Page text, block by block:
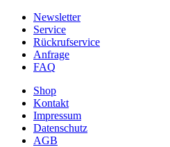
Newsletter
Service
Rückrufservice
Anfrage
FAQ
Shop
Kontakt
Impressum
Datenschutz
AGB